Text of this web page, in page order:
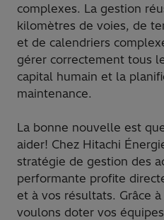
complexes. La gestion
kilomètres de voies, de
et de calendriers
gérer correctement tous
capital humain et la
maintenance.
La bonne nouvelle est
aider! Chez Hitachi
stratégie de gestion des
performante profite
et à vos résultats. Grâce
voulons doter vos